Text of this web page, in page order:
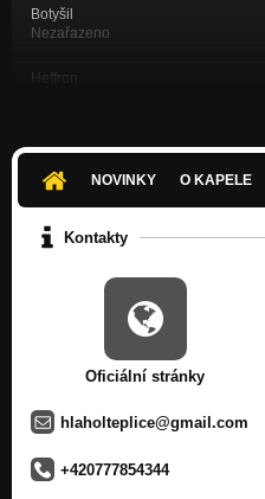
Botyšil
Nezařazeno
Heffron
HLAHOL - Horolezec 2018
Nezařazeno
Nezařazeno
HLAHOL - Lemmy ,,Motorhead,, 2018
Nezařazeno
Nezařazeno
HLAHOL - Dělnická 2018
Nezařazeno
NOVINKY O KAPELE
Kontakty
Oficiální stránky
hlaholteplice@gmail.com
+420777854344